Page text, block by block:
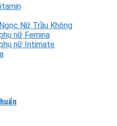
Nữ Trầu Không
nữ Femina
nữ Intimate